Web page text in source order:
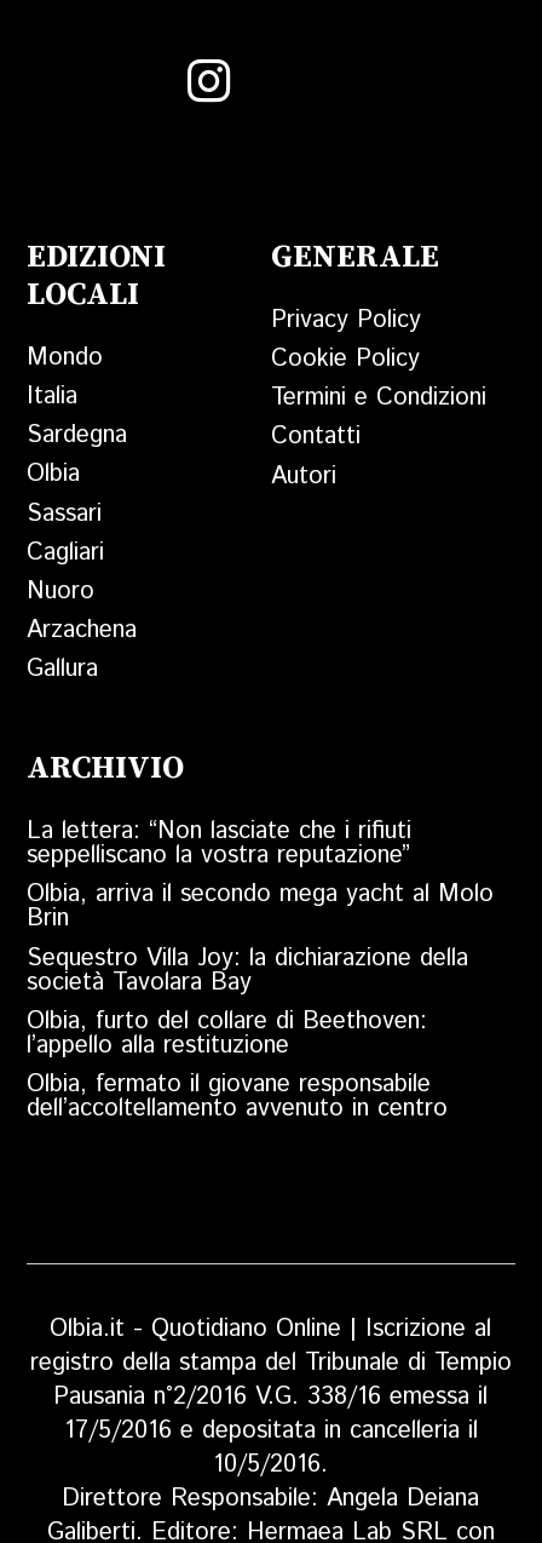
EDIZIONI
LOCALI
Mondo
Italia
Sardegna
Olbia
Sassari
Cagliari
Nuoro
Arzachena
Gallura
GENERALE
Privacy Policy
Cookie Policy
Termini e Condizioni
Contatti
Autori
ARCHIVIO
La lettera: “Non lasciate che i rifiuti
seppelliscano la vostra reputazione”
Olbia, arriva il secondo mega yacht al Molo
Brin
Sequestro Villa Joy: la dichiarazione della
società Tavolara Bay
Olbia, furto del collare di Beethoven:
l’appello alla restituzione
Olbia, fermato il giovane responsabile
dell’accoltellamento avvenuto in centro
Olbia.it - Quotidiano Online | Iscrizione al
registro della stampa del Tribunale di Tempio
Pausania n°2/2016 V.G. 338/16 emessa il
17/5/2016 e depositata in cancelleria il
10/5/2016.
Direttore Responsabile: Angela Deiana
Galiberti. Editore: Hermaea Lab SRL con